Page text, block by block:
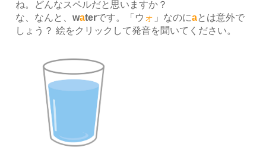
ね。どんなスペルだと思いますか？
な、なんと、waterです。「ウ ォ 」なのにaとは意外で
しょう？ 絵をクリックして発音を聞いてください。